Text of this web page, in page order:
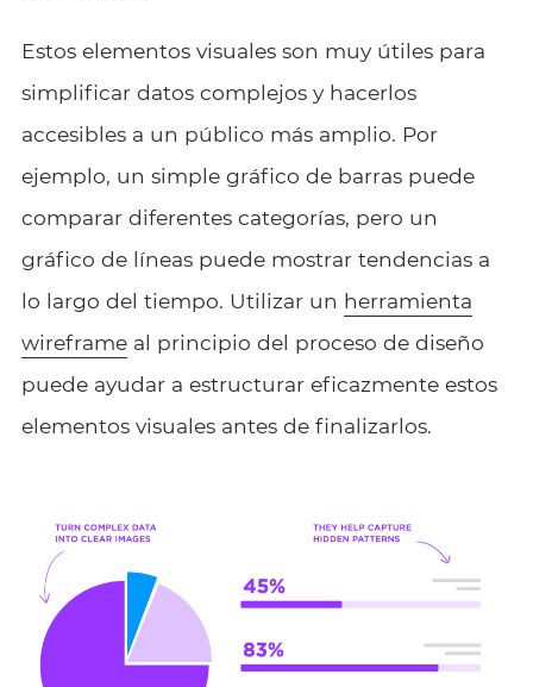
Estos elementos visuales son muy útiles para
simplificar datos complejos y hacerlos
accesibles a un público más amplio. Por
ejemplo, un simple gráfico de barras puede
comparar diferentes categorías, pero un
gráfico de líneas puede mostrar tendencias a
lo largo del tiempo. Utilizar un herramienta
wireframeal principio del proceso de diseño
puede ayudar a estructurar eficazmente estos
elementos visuales antes de finalizarlos.